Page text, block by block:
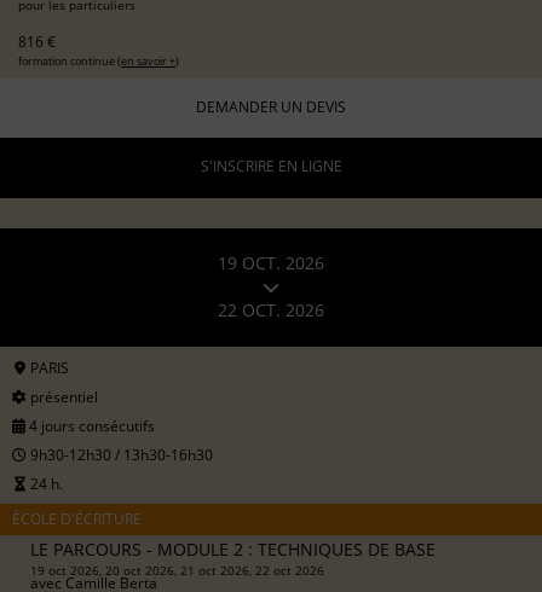
pour les particuliers
816 €
formation continue (en savoir +)
DEMANDER UN DEVIS
S'INSCRIRE EN LIGNE
19 OCT. 2026
22 OCT. 2026
PARIS
présentiel
4 jours consécutifs
9h30-12h30 / 13h30-16h30
24 h.
ÉCOLE D'ÉCRITURE
LE PARCOURS - MODULE 2 : TECHNIQUES DE BASE
19 oct 2026, 20 oct 2026, 21 oct 2026, 22 oct 2026
avec Camille Berta